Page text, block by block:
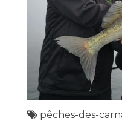
pêches-des-